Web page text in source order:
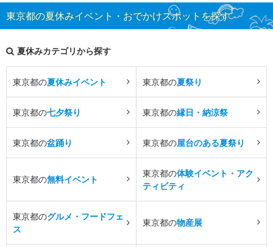
東京都の夏休みイベント・おでかけスポットを探す
夏休みカテゴリから探す
東京都の夏休みイベント 東京都の夏祭り
東京都の七夕祭り 東京都の縁日・納涼祭
東京都の盆踊り 東京都の屋台のある夏祭り
東京都の無料イベント
東京都の体験イベント・アク
ティビティ
東京都のグルメ・フードフェ
ス
東京都の物産展